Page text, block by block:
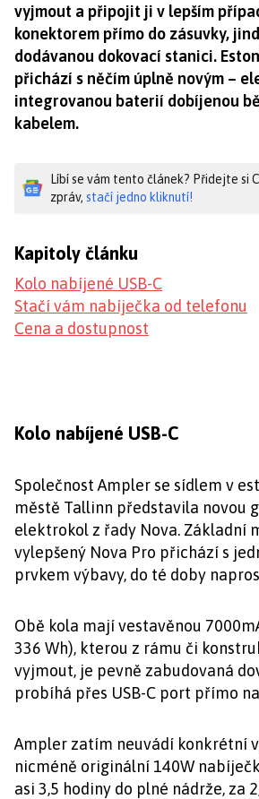
vyjmout a připojit ji v lepším
konektorem přímo do zásuvky,
dodávanou dokovací stanici.
přichází s něčím úplně novým –
integrovanou baterií dobíjenou
kabelem.
Líbí se vám tento článek? Přidejte si
zpráv, stačí jedno kliknutí!
Kapitoly článku
Kolo nabíjené USB-C
Stačí vám nabíječka od telefonu
Cena a dostupnost
Kolo nabíjené USB-C
Společnost Ampler se sídlem v
městě Tallinn představila novou
elektrokol z řady Nova. Základní
vylepšený Nova Pro přichází s
prvkem výbavy, do té doby
Obě kola mají vestavěnou
336 Wh), kterou z rámu či
vyjmout, je pevně zabudovaná
probíhá přes USB-C port přímo
Ampler zatím neuvádí konkrétní
nicméně originální 140W
asi 3,5 hodiny do plné nádrže, za